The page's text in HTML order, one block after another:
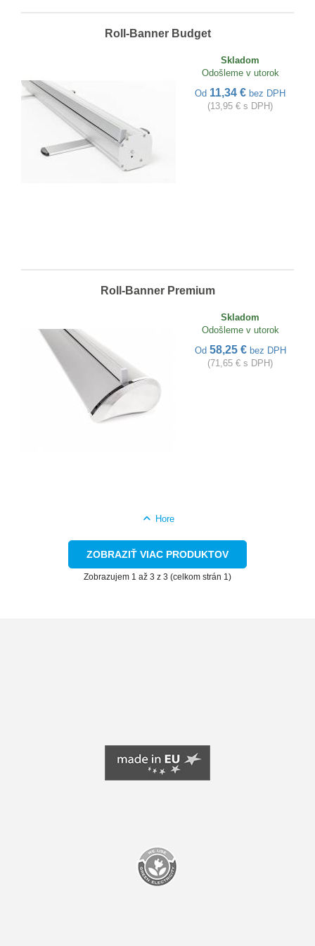
Roll-Banner Budget
Skladom
Odošleme v utorok
Od 11,34 € bez DPH
(13,95 € s DPH)
Roll-Banner Premium
Skladom
Odošleme v utorok
Od 58,25 € bez DPH
(71,65 € s DPH)
Hore
ZOBRAZIŤ VIAC PRODUKTOV
Zobrazujem 1 až 3 z 3 (celkom strán 1)